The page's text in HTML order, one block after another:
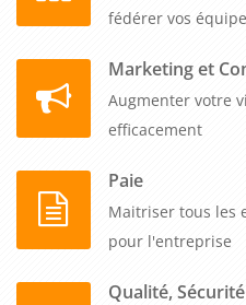
fédérer vos
Marketing et
Augmenter votre
efficacement
Paie
Maitriser tous les
pour l'entreprise
Qualité,